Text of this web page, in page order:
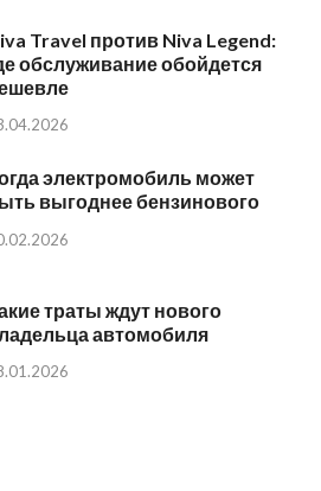
Travel против Niva Legend:
обслуживание обойдется
электромобиль может
выгоднее бензинового
траты ждут нового
автомобиля